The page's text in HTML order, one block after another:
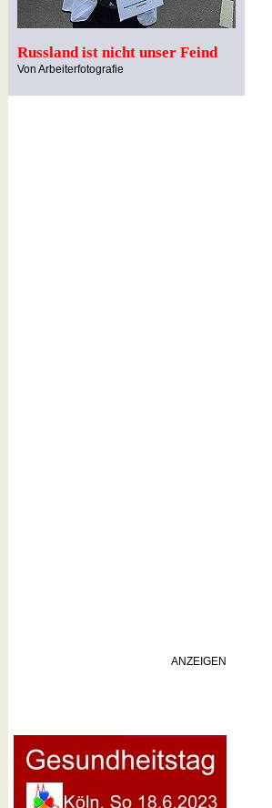
Russland ist nicht unser Feind
Von Arbeiterfotografie
ANZEIGEN